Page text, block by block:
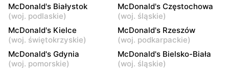
McDonald's
Warszawa, ul.
Ostrobramska 71
McDonald's
Warszawa, ul. Górczewska
249
McDonald's McDonald's
McDonald's Białystok
(woj. podlaskie)
McDonald's Częstochowa
(woj. śląskie)
McDonald's Kielce
(woj. świętokrzyskie)
McDonald's Rzeszów
(woj. podkarpackie)
McDonald's Gdynia
(woj. pomorskie)
McDonald's Bielsko-Biała
(woj. śląskie)